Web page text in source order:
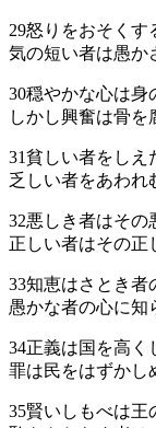
29怒りをおそくす
気の短い者は愚か
30穏やかな心は身
しかし興奮は骨を
31貧しい者をしえ
乏しい者をあわれ
32悪しき者はその
正しい者はその正
33知恵はさとき者
愚かな者の心に知
34正義は国を高く
罪は民をはずかし
35賢いしもべは王